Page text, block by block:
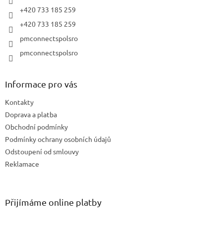
+420 733 185 259
+420 733 185 259
pmconnectspolsro
pmconnectspolsro
Informace pro vás
Kontakty
Doprava a platba
Obchodní podmínky
Podmínky ochrany osobních údajů
Odstoupení od smlouvy
Reklamace
Přijímáme online platby